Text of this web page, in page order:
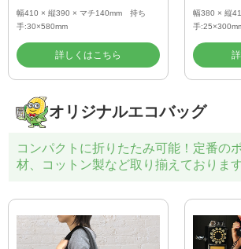
幅410 × 縦390 × マチ140mm 持ち
手:30×580mm
詳しくはこちら
幅380 × 縦
手
オリジナルエコバッグ
コンパクトに折りたたみ可能！定番の
材、コットン製など取り揃えております